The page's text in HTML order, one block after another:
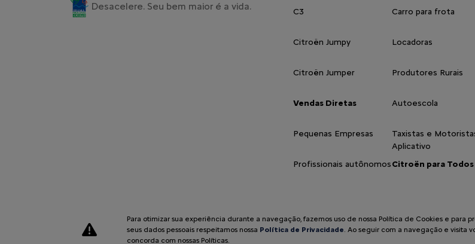
Desacelere. Seu bem maior é a vida. C3
Citroën Jumpy
Citroën Jumper
Vendas Diretas
Pequenas Empresas
Profissionais autônomos
Carro para frota
Locadoras
Produtores Rurais
Autoescola
Taxistas e
Aplicativo
Citroën para Todos
Desenvolvido pela DEALERSPACE ® Direitos Reservados.
Para otimizar sua experiência durante a navegação, fazemos uso de nossa Política de Cookies e para
seus dados pessoais respeitamos nossa Política de Privacidade. Ao seguir com a navegação e visita
concorda com nossas Políticas.